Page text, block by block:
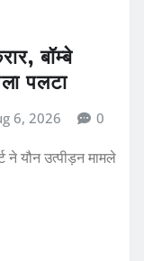
बॉम्बे
पलटा
6, 2026 0
ने यौन उत्पीड़न मामले